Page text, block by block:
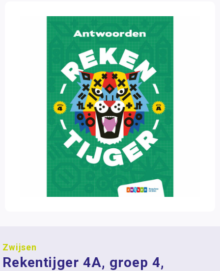
Zwijsen
Rekentijger 4A, groep 4,